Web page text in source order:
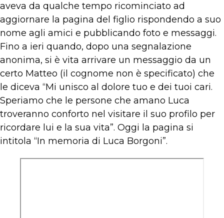
aveva da qualche tempo ricominciato ad
aggiornare la pagina del figlio rispondendo a suo
nome agli amici e pubblicando foto e messaggi.
Fino a ieri quando, dopo una segnalazione
anonima, si è vita arrivare un messaggio da un
certo Matteo (il cognome non è specificato) che
le diceva “Mi unisco al dolore tuo e dei tuoi cari.
Speriamo che le persone che amano Luca
troveranno conforto nel visitare il suo profilo per
ricordare lui e la sua vita”. Oggi la pagina si
intitola “In memoria di Luca Borgoni”.